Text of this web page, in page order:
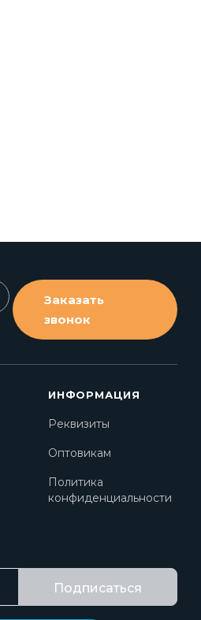
Заказать
звонок
ИНФОРМАЦИЯ
Реквизиты
Оптовикам
Политика
конфиденциальности
Подписаться